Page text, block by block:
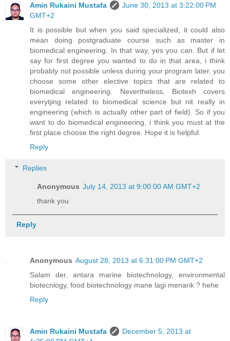
Amin Rukaini Mustafa
June 30, 2013 at 3:22:00 PM
GMT+2
It is possible but when you said specialized, it could also
mean doing postgraduate course such as master in
biomedical engineering. In that way, yes you can. But if let
say for first degree you wanted to do in that area, i think
probably not possible unless during your program later, you
choose some other elective topics that are related to
biomedical engineering. Nevertheless, Biotexh covers
everytjing related to biomedical science but nit really in
engineering (which is actually other part of field). So if you
want to do biomedical engineering, i think you must at the
first place choose the right degree. Hope it is helpful.
Reply
Replies
Anonymous July 14, 2013 at 9:00:00 AM GMT+2
thank you
Reply
Anonymous August 28, 2013 at 6:31:00 PM GMT+2
Salam der, antara marine biotechnology, environmental
biotecnlogy, food biotechnology mane lagi menarik ? hehe
Reply
Amin Rukaini Mustafa
December 5, 2013 at